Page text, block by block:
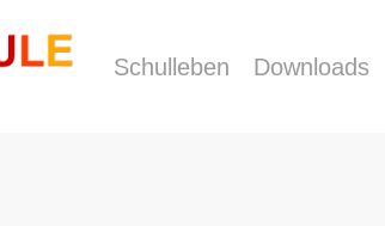
Schulleben Downloads